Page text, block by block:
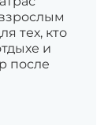
тех, кто
и
после